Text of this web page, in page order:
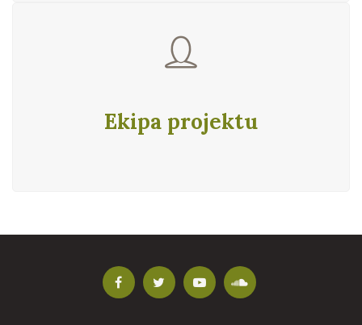
Ekipa projektu